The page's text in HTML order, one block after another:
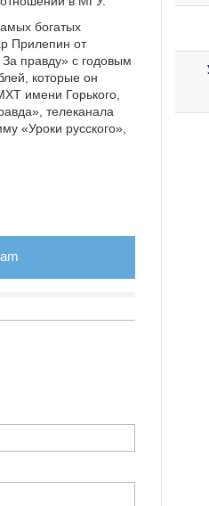
богатых
Прилепин от
правду» с годовым
которые он
имени Горького,
телеканала
«Уроки русского»,